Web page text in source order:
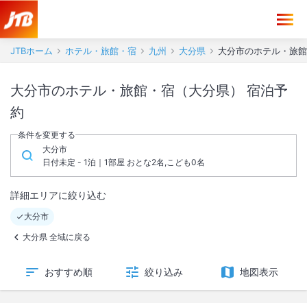
JTBホーム ホテル・旅館・宿 九州 大分県 大分市のホテル・旅
大分市のホテル・旅館・宿（大分県） 宿泊予
約
条件を変更する
大分市
日付未定 - 1泊｜1部屋 おとな2名,こども0名
詳細エリアに絞り込む
大分市
大分県 全域に戻る
おすすめ順 絞り込み 地図表示